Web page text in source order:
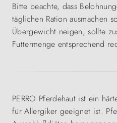
Bitte beachte, dass
täglichen Ration ausmachen
Übergewicht neigen, sollte
Futtermenge entsprechend
PERRO Pferdehaut ist ein
für Allergiker geeignet ist.